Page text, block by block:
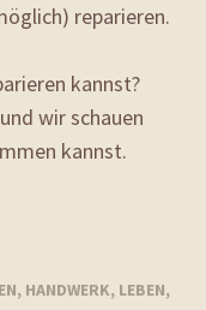
reparieren.
kannst?
wir schauen
kannst.
, HANDWERK, LEBEN,